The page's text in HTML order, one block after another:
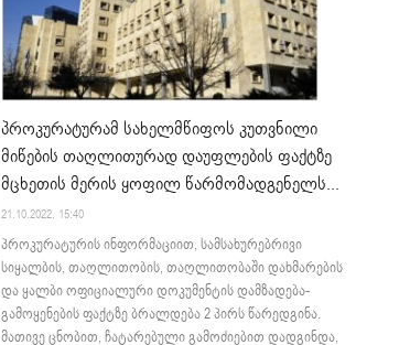
პროკურატურამ სახელმწიფოს კუთვნილი
მიწების თაღლითურად დაუფლების ფაქტზე
მცხეთის მერის ყოფილ წარმომადგენელს...
21.10.2022. 15:40
პროკურატურის ინფორმაციით, სამსახურებრივი
სიყალბის, თაღლითობის, თაღლითობაში დახმარების
და ყალბი ოფიციალური დოკუმენტის დამზადება-
გამოყენების ფაქტზე ბრალდება 2 პირს წარედგინა.
მათივე ცნობით, ჩატარებული გამოძიებით დადგინდა,